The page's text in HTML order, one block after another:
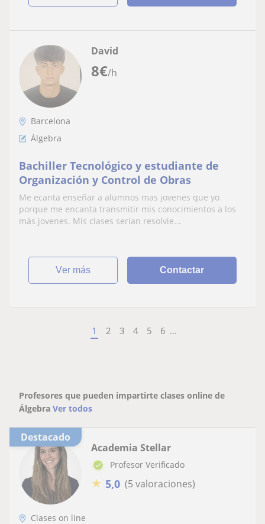
8€/h
David
Barcelona
Álgebra
Bachiller Tecnológico y estudiante de
Organización y Control de Obras
Me ecanta enseñar a alumnos mas jovenes que yo
porque me encanta transmitir mis conocimientos a los
más jovenes. Mis clases serian resolvie...
ver más Contactar
1 2 3 4 5 6 ...
Profesores que pueden impartirte clases online de
Álgebra Ver todos
Destacado
Academia Stellar
Profesor Verificado
★ 5,0 (5 valoraciones)
Clases on line